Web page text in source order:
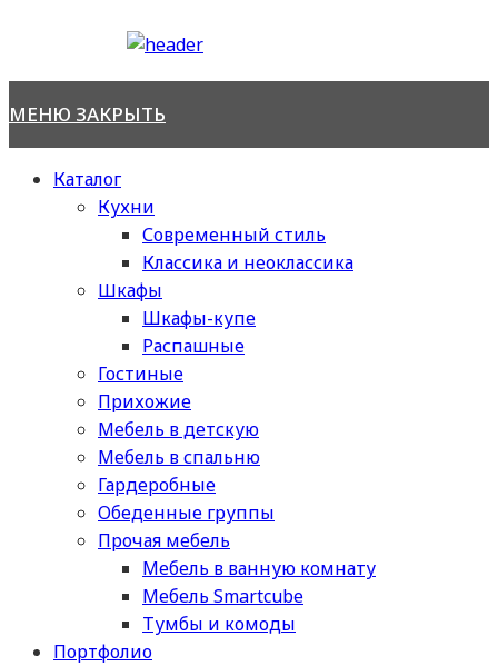
МЕНЮ ЗАКРЫТЬ
Каталог
Кухни
Современный стиль
Классика и неоклассика
Шкафы
Шкафы-купе
Распашные
Гостиные
Прихожие
Мебель в детскую
Мебель в спальню
Гардеробные
Обеденные группы
Прочая мебель
Мебель в ванную комнату
Мебель Smartcube
Тумбы и комоды
Портфолио